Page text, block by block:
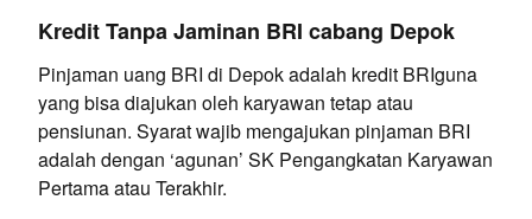
Kredit Tanpa Jaminan BRI cabang Depok
Pinjaman uang BRI di Depok adalah kredit BRIguna
yang bisa diajukan oleh karyawan tetap atau
pensiunan. Syarat wajib mengajukan pinjaman BRI
adalah dengan ‘agunan’ SK Pengangkatan Karyawan
Pertama atau Terakhir.